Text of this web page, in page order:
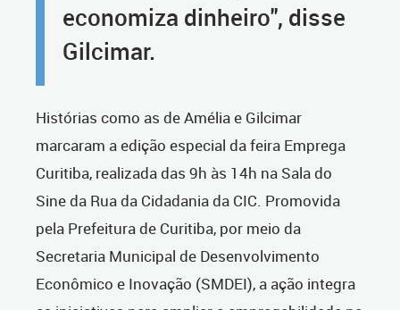
economiza dinheiro", disse
Gilcimar.
Histórias como as de Amélia e Gilcimar
marcaram a edição especial da feira Emprega
Curitiba, realizada das 9h às 14h na Sala do
Sine da Rua da Cidadania da CIC. Promovida
pela Prefeitura de Curitiba, por meio da
Secretaria Municipal de Desenvolvimento
Econômico e Inovação (SMDEI), a ação integra